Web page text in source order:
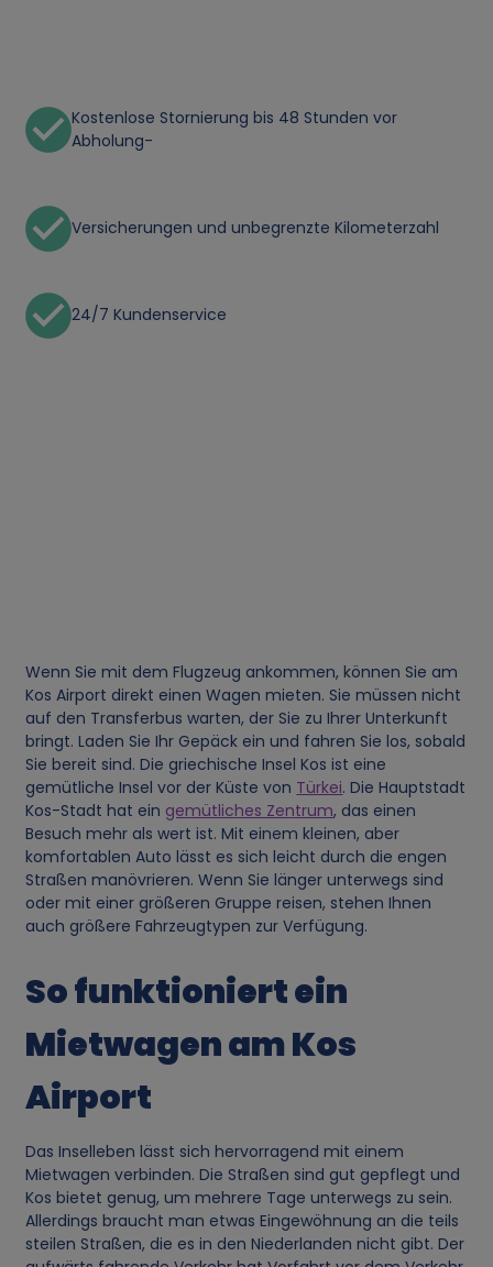
Kostenlose Stornierung bis 48 Stunden vor
Abholung-
Versicherungen und unbegrenzte Kilometerzahl
24/7 Kundenservice
Wenn Sie mit dem Flugzeug ankommen, können Sie am
Kos Airport direkt einen Wagen mieten. Sie müssen nicht
auf den Transferbus warten, der Sie zu Ihrer Unterkunft
bringt. Laden Sie Ihr Gepäck ein und fahren Sie los, sobald
Sie bereit sind. Die griechische Insel Kos ist eine
gemütliche Insel vor der Küste von Türkei. Die Hauptstadt
Kos-Stadt hat ein gemütliches Zentrum, das einen
Besuch mehr als wert ist. Mit einem kleinen, aber
komfortablen Auto lässt es sich leicht durch die engen
Straßen manövrieren. Wenn Sie länger unterwegs sind
oder mit einer größeren Gruppe reisen, stehen Ihnen
auch größere Fahrzeugtypen zur Verfügung.
So funktioniert ein
Mietwagen am Kos
Airport
Das Inselleben lässt sich hervorragend mit einem
Mietwagen verbinden. Die Straßen sind gut gepflegt und
Kos bietet genug, um mehrere Tage unterwegs zu sein.
Allerdings braucht man etwas Eingewöhnung an die teils
steilen Straßen, die es in den Niederlanden nicht gibt. Der